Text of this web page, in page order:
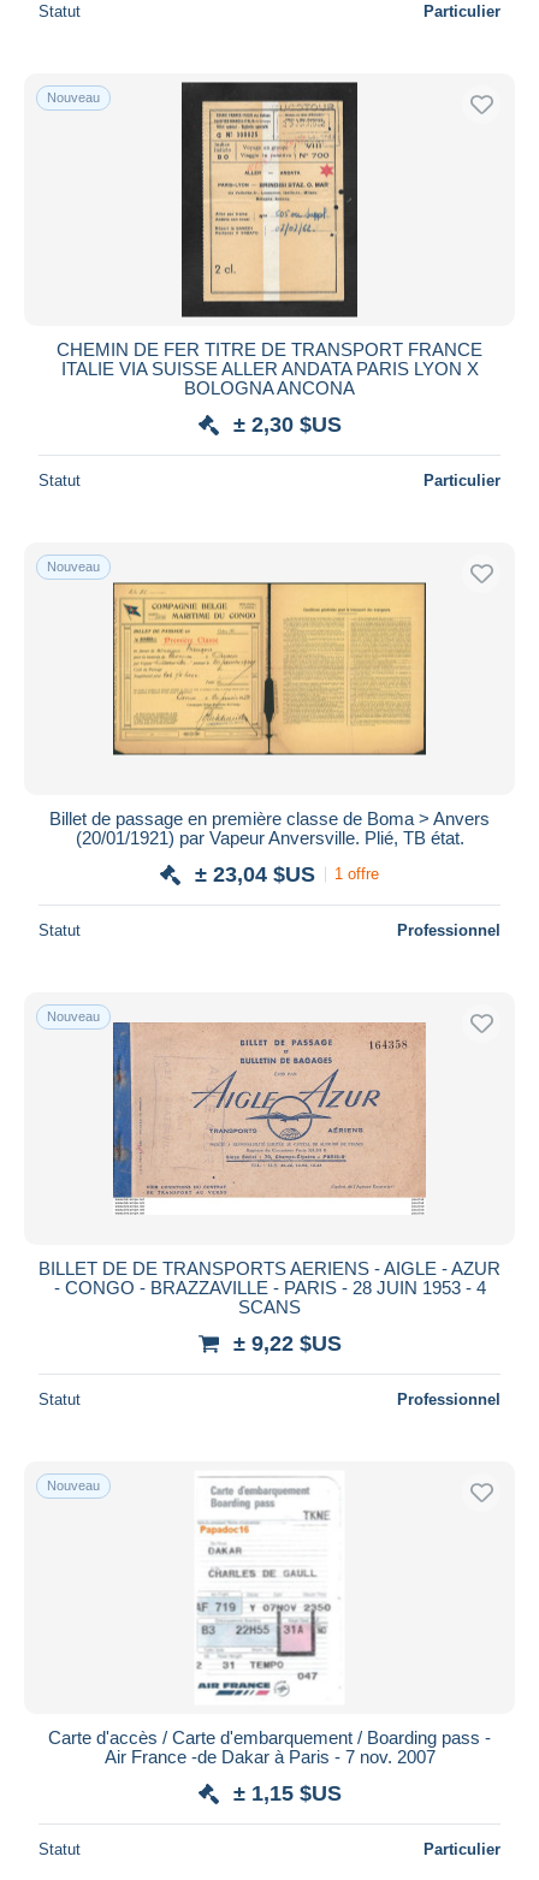
Statut Particulier
Nouveau
CHEMIN DE FER TITRE DE TRANSPORT FRANCE
ITALIE VIA SUISSE ALLER ANDATA PARIS LYON X
BOLOGNA ANCONA
± 2,30 $US
Statut Particulier
Nouveau
Billet de passage en première classe de Boma > Anvers
(20/01/1921) par Vapeur Anversville. Plié, TB état.
± 23,04 $US 1 offre
Statut Professionnel
Nouveau
BILLET DE DE TRANSPORTS AERIENS - AIGLE - AZUR
- CONGO - BRAZZAVILLE - PARIS - 28 JUIN 1953 - 4
SCANS
± 9,22 $US
Statut Professionnel
Nouveau
Carte d'accès / Carte d'embarquement / Boarding pass -
Air France -de Dakar à Paris - 7 nov. 2007
± 1,15 $US
Statut Particulier